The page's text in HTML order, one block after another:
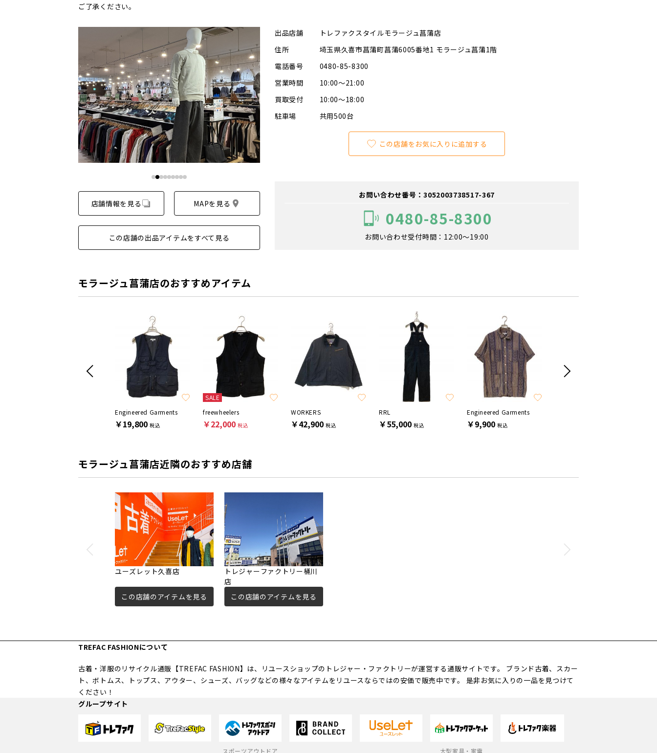
ご了承ください。
店舗情報を見る MAPを見る
この店舗の出品アイテムをすべて見る
出品店舗
トレファクスタイルモラージュ菖蒲店
住所
埼玉県久喜市菖蒲町菖蒲6005番地1 モラージュ菖蒲1階
電話番号
0480-85-8300
営業時間
10:00～21:00
買取受付
10:00～18:00
駐車場
共用500台
この店舗をお気に入りに追加する
お問い合わせ番号：3052003738517-367
0480-85-8300
お問い合わせ受付時間：12:00～19:00
モラージュ菖蒲店のおすすめアイテム
Engineered Garments
￥19,800 税込
SALE
freewheelers
￥22,000 税込
WORKERS
￥42,900 税込
RRL
￥55,000 税込
Engineered Garments
￥9,900 税込
モラージュ菖蒲店近隣のおすすめ店舗
ユーズレット久喜店
この店舗のアイテムを見る
トレジャーファクトリー桶川
店
この店舗のアイテムを見る
TREFAC FASHIONについて
古着・洋服のリサイクル通販【TREFAC FASHION】は、リユースショップのトレジャー・ファクトリーが運営する通販サイトです。 ブランド古着、スカー
ト、ボトムス、トップス、アウター、シューズ、バッグなどの様々なアイテムをリユースならではの安価で販売中です。 是非お気に入りの一品を見つけて
ください！
グループサイト
スポーツアウトドア 大型家具・家電